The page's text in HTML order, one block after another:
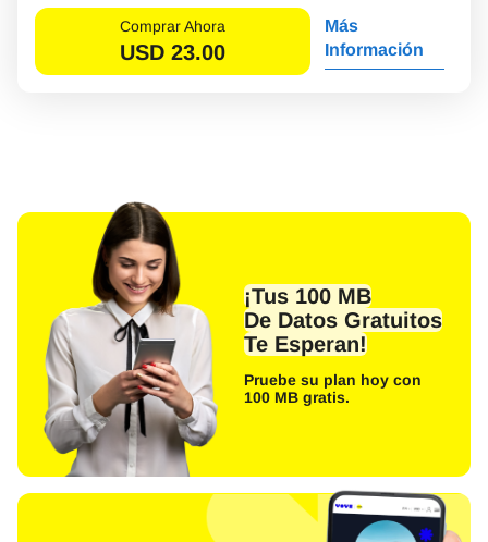
Comprar Ahora
USD 23.00
Más
Información
¡Tus 100 MB
De Datos Gratuitos
Te Esperan!
Pruebe su plan hoy con
100 MB gratis.